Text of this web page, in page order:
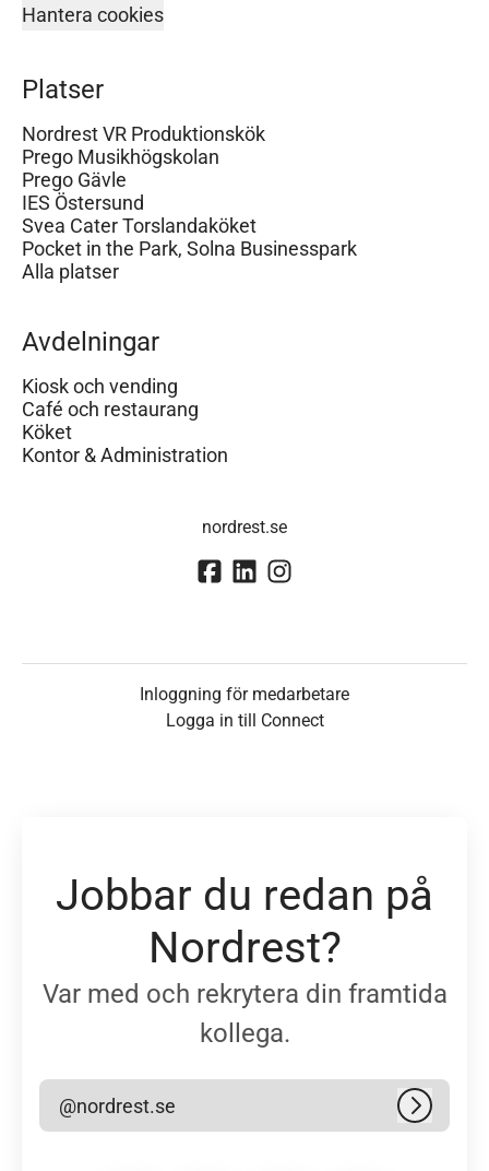
Hantera cookies
Platser
Nordrest VR Produktionskök
Prego Musikhögskolan
Prego Gävle
IES Östersund
Svea Cater Torslandaköket
Pocket in the Park, Solna Businesspark
Alla platser
Avdelningar
Kiosk och vending
Café och restaurang
Köket
Kontor & Administration
nordrest.se
Inloggning för medarbetare
Logga in till Connect
Jobbar du redan på
Nordrest?
Var med och rekrytera din framtida
kollega.
@nordrest.se Logga in